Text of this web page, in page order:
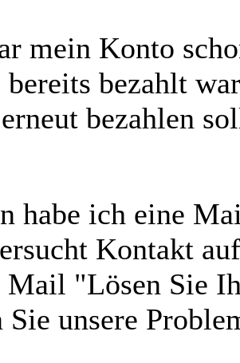
mein Konto
bezahlt
bezahlen
habe ich eine
Kontakt
Mail "Lösen Sie
Sie unsere